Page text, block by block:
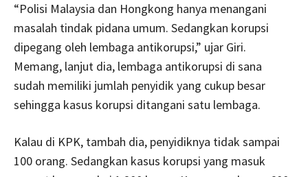
“Polisi Malaysia dan Hongkong hanya menangani
masalah tindak pidana umum. Sedangkan korupsi
dipegang oleh lembaga antikorupsi,” ujar Giri.
Memang, lanjut dia, lembaga antikorupsi di sana
sudah memiliki jumlah penyidik yang cukup besar
sehingga kasus korupsi ditangani satu lembaga.
Kalau di KPK, tambah dia, penyidiknya tidak sampai
100 orang. Sedangkan kasus korupsi yang masuk